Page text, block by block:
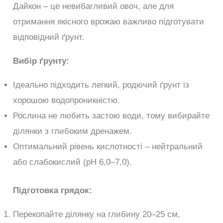
Дайкон – це невибагливий овоч, але для
отримання якісного врожаю важливо підготувати
відповідний ґрунт.
Вибір ґрунту:
Ідеально підходить легкий, родючий ґрунт із
хорошою водопроникністю.
Рослина не любить застою води, тому вибирайте
ділянки з глибоким дренажем.
Оптимальний рівень кислотності – нейтральний
або слабокислий (pH 6,0–7,0).
Підготовка грядок:
Перекопайте ділянку на глибину 20–25 см,